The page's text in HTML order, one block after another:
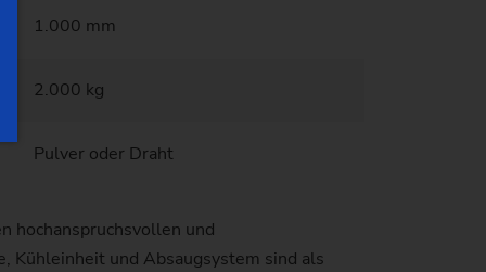
1.000 mm
2.000 kg
Pulver oder Draht
hochanspruchsvollen und
Kühleinheit und Absaugsystem sind als